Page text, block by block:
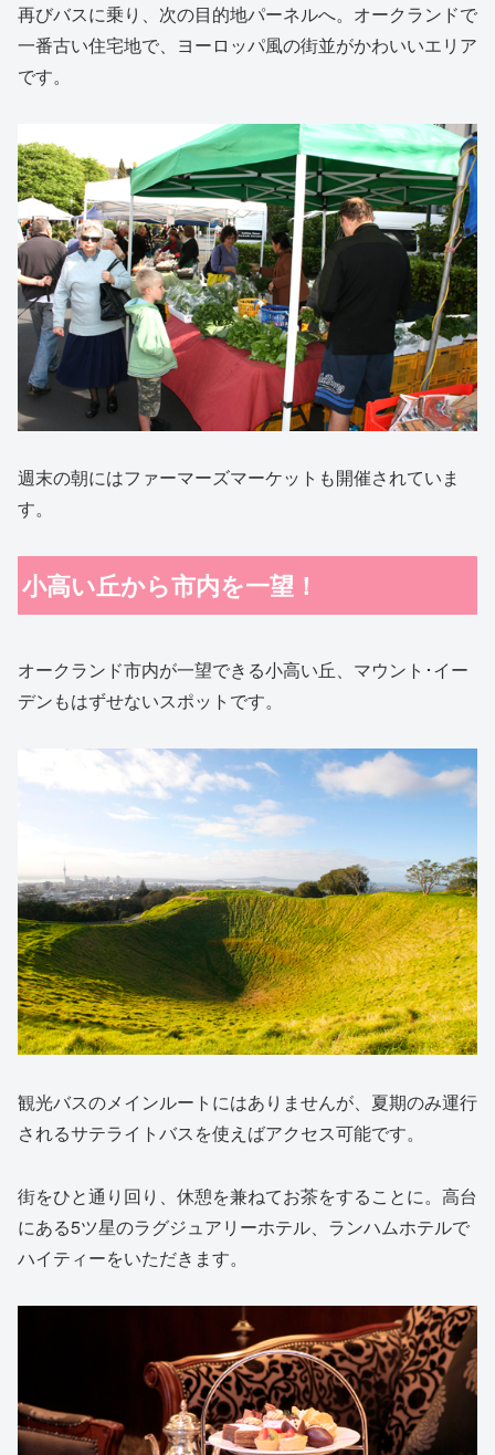
再びバスに乗り、次の目的地パーネルへ。オークランドで
一番古い住宅地で、ヨーロッパ風の街並がかわいいエリア
です。
週末の朝にはファーマーズマーケットも開催されていま
す。
小高い丘から市内を一望！
オークランド市内が一望できる小高い丘、マウント･イー
デンもはずせないスポットです。
観光バスのメインルートにはありませんが、夏期のみ運行
されるサテライトバスを使えばアクセス可能です。
街をひと通り回り、休憩を兼ねてお茶をすることに。高台
にある5ツ星のラグジュアリーホテル、ランハムホテルで
ハイティーをいただきます。